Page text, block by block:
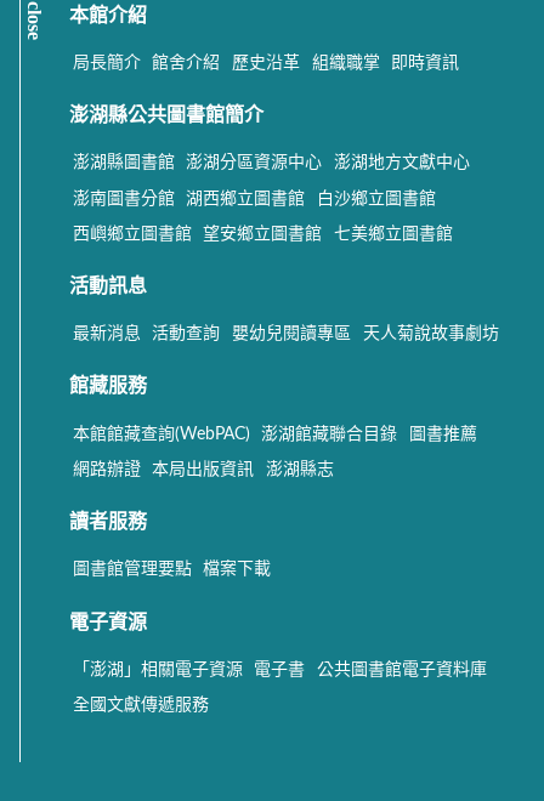
close 本館介紹
局長簡介 館舍介紹 歷史沿革 組織職掌 即時資訊
澎湖縣公共圖書館簡介
澎湖縣圖書館 澎湖分區資源中心 澎湖地方文獻中心
澎南圖書分館 湖西鄉立圖書館 白沙鄉立圖書館
西嶼鄉立圖書館 望安鄉立圖書館 七美鄉立圖書館
活動訊息
最新消息 活動查詢 嬰幼兒閱讀專區 天人菊說故事劇坊
館藏服務
本館館藏查詢(WebPAC) 澎湖館藏聯合目錄 圖書推薦
網路辦證 本局出版資訊 澎湖縣志
讀者服務
圖書館管理要點 檔案下載
電子資源
「澎湖」相關電子資源 電子書 公共圖書館電子資料庫
全國文獻傳遞服務